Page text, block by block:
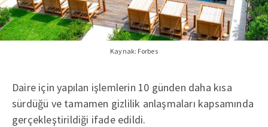
Kaynak: Forbes
Daire için yapılan işlemlerin 10 günden daha kısa
sürdüğü ve tamamen gizlilik anlaşmaları kapsamında
gerçekleştirildiği ifade edildi.